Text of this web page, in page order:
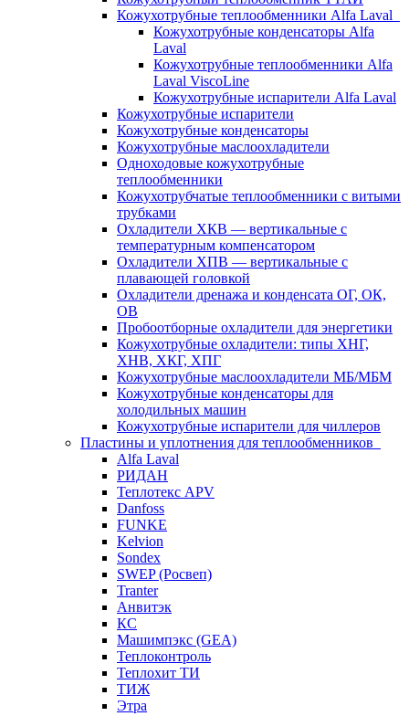
Кожухотрубные теплообменники Alfa Laval
Кожухотрубные конденсаторы Alfa
Laval
Кожухотрубные теплообменники Alfa
Laval ViscoLine
Кожухотрубные испарители Alfa Laval
Кожухотрубные испарители
Кожухотрубные конденсаторы
Кожухотрубные маслоохладители
Одноходовые кожухотрубные
теплообменники
Кожухотрубчатые теплообменники с витыми
трубками
Охладители ХКВ — вертикальные с
температурным компенсатором
Охладители ХПВ — вертикальные с
плавающей головкой
Охладители дренажа и конденсата ОГ, ОК,
ОВ
Пробоотборные охладители для энергетики
Кожухотрубные охладители: типы ХНГ,
ХНВ, ХКГ, ХПГ
Кожухотрубные маслоохладители МБ/МБМ
Кожухотрубные конденсаторы для
холодильных машин
Кожухотрубные испарители для чиллеров
Пластины и уплотнения для теплообменников
Alfa Laval
РИДАН
Теплотекс APV
Danfoss
FUNKE
Kelvion
Sondex
SWEP (Росвеп)
Tranter
Анвитэк
КС
Машимпэкс (GEA)
Теплоконтроль
Теплохит ТИ
ТИЖ
Этра